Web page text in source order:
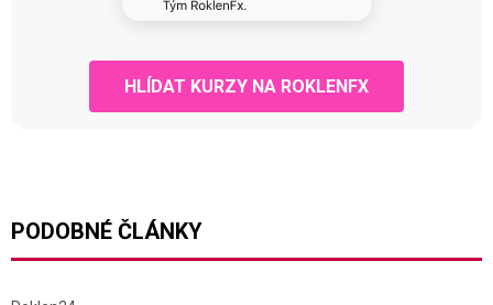
HLÍDAT KURZY NA ROKLENFX
PODOBNÉ ČLÁNKY